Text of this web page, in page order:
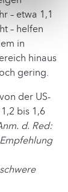
– etwa 1,1
– helfen
in
hinaus
gering.
der US-
bis 1,6
d. Red: